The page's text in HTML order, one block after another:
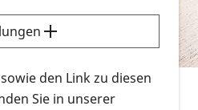
Sie nach Infonmaterial
bzw. herunterladen
dieErklärvideos zum
PRO RETINA-Website
Menschen an.
den Link zu diesen
Sie in unserer